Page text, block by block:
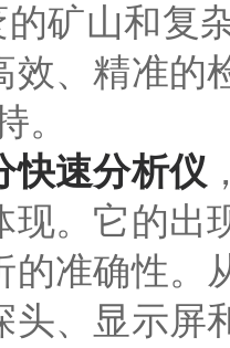
山和复杂
效、精准的
。
快速分析仪
现。它的出
的准确性。
头、显示屏